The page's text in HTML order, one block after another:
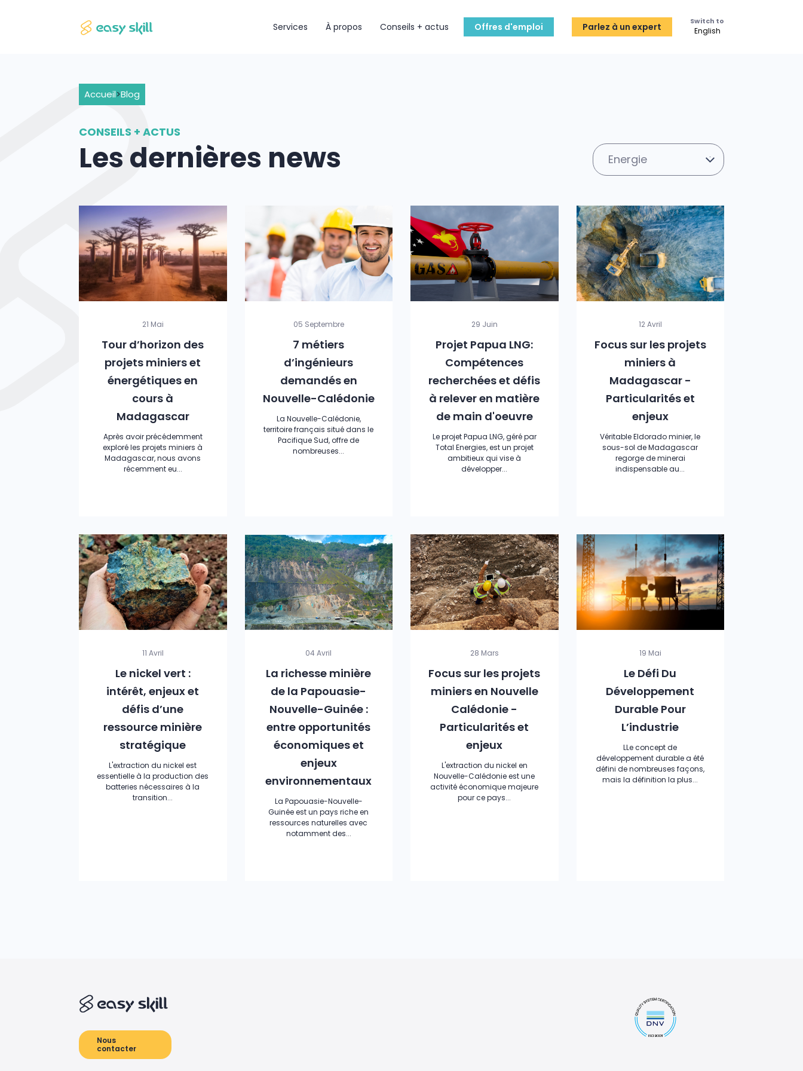
Services À propos Conseils + actus Offres d'emploi Parlez à un expert Switch to
English
Accueil>Blog
CONSEILS + ACTUS
Les dernières news Energie
21 Mai
Tour d’horizon des
projets miniers et
énergétiques en
cours à
Madagascar
Après avoir précédemment
exploré les projets miniers à
Madagascar, nous avons
récemment eu...
05 Septembre
7 métiers
d’ingénieurs
demandés en
Nouvelle-Calédonie
La Nouvelle-Calédonie,
territoire français situé dans le
Pacifique Sud, offre de
nombreuses...
29 Juin
Projet Papua LNG:
Compétences
recherchées et défis
à relever en matière
de main d'oeuvre
Le projet Papua LNG, géré par
Total Energies, est un projet
ambitieux qui vise à
développer...
12 Avril
Focus sur les projets
miniers à
Madagascar -
Particularités et
enjeux
Véritable Eldorado minier, le
sous-sol de Madagascar
regorge de minerai
indispensable au...
11 Avril
Le nickel vert :
intérêt, enjeux et
défis d’une
ressource minière
stratégique
L'extraction du nickel est
essentielle à la production des
batteries nécessaires à la
transition...
04 Avril
La richesse minière
de la Papouasie-
Nouvelle-Guinée :
entre opportunités
économiques et
enjeux
environnementaux
La Papouasie-Nouvelle-
Guinée est un pays riche en
ressources naturelles avec
notamment des...
28 Mars
Focus sur les projets
miniers en Nouvelle
Calédonie -
Particularités et
enjeux
L'extraction du nickel en
Nouvelle-Calédonie est une
activité économique majeure
pour ce pays...
19 Mai
Le Défi Du
Développement
Durable Pour
L’industrie
LLe concept de
développement durable a été
défini de nombreuses façons,
mais la définition la plus...
Nous
contacter